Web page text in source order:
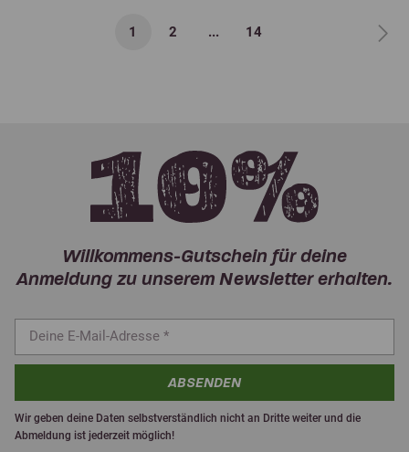
1 2 ... 14
Willkommens-Gutschein für deine
Anmeldung zu unserem Newsletter erhalten.
ABSENDEN
Wir geben deine Daten selbstverständlich nicht an Dritte weiter und die
Abmeldung ist jederzeit möglich!